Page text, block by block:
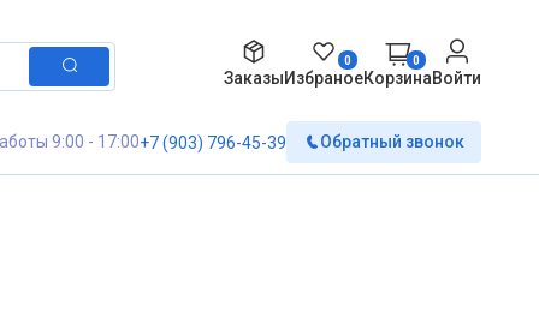
ЗаказыИзбраное
0
Корзина
0
Войти
9:00 - 17:00+7 (903) 796-45-39 Обратный звонок